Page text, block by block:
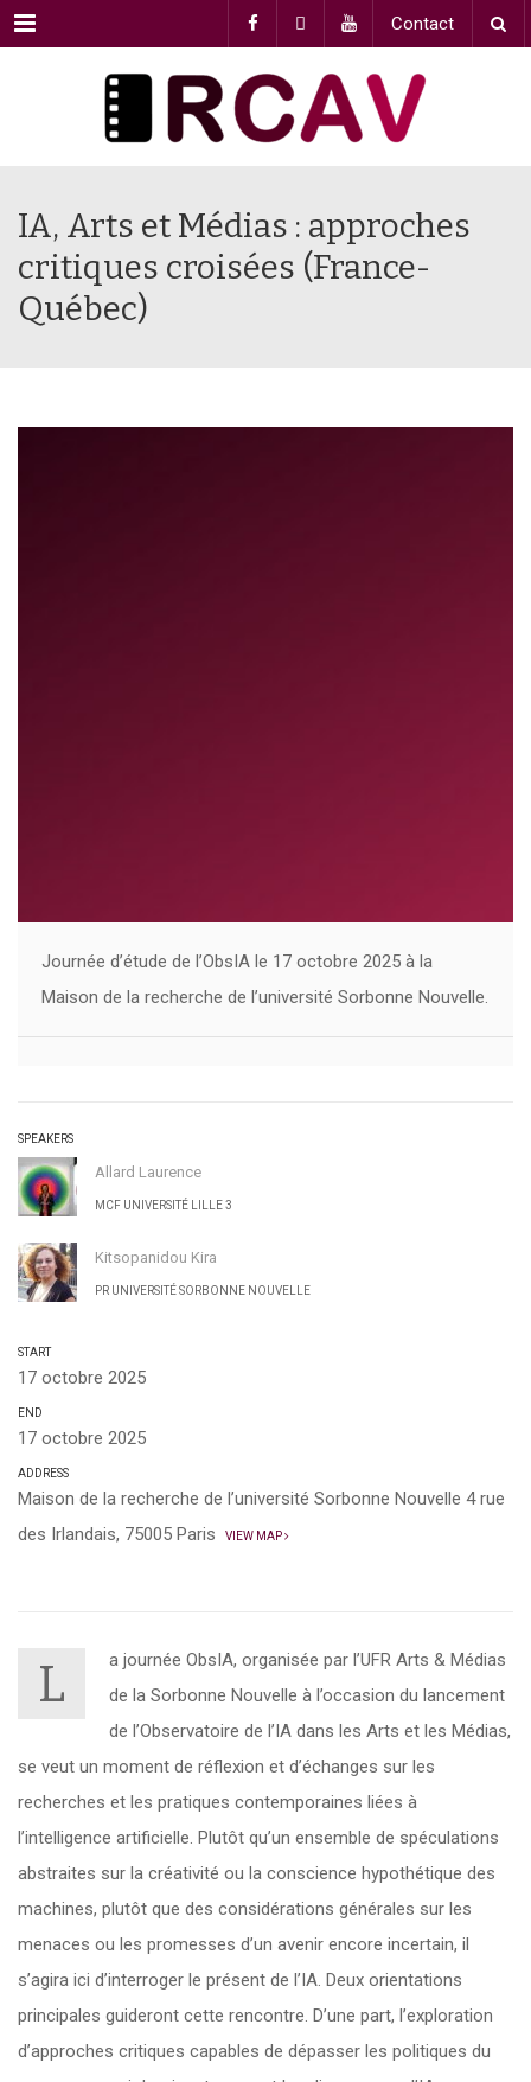
Menu Contact
IA, Arts et Médias : approches
critiques croisées (France-
Québec)
Journée d’étude de l’ObsIA le 17 octobre 2025 à la
Maison de la recherche de l’université Sorbonne Nouvelle.
SPEAKERS
Allard Laurence
MCF UNIVERSITÉ LILLE 3
Kitsopanidou Kira
PR UNIVERSITÉ SORBONNE NOUVELLE
START
17 octobre 2025
END
17 octobre 2025
ADDRESS
Maison de la recherche de l’université Sorbonne Nouvelle 4 rue
des Irlandais, 75005 Paris
VIEW MAP
L
a journée ObsIA, organisée par l’UFR Arts & Médias
de la Sorbonne Nouvelle à l’occasion du lancement
de l’Observatoire de l’IA dans les Arts et les Médias,
se veut un moment de réflexion et d’échanges sur les
recherches et les pratiques contemporaines liées à
l’intelligence artificielle. Plutôt qu’un ensemble de spéculations
abstraites sur la créativité ou la conscience hypothétique des
machines, plutôt que des considérations générales sur les
menaces ou les promesses d’un avenir encore incertain, il
s’agira ici d’interroger le présent de l’IA. Deux orientations
principales guideront cette rencontre. D’une part, l’exploration
d’approches critiques capables de dépasser les politiques du